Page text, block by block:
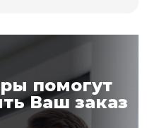
помогут
Ваш заказ